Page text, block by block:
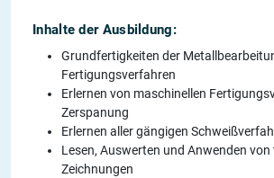
Inhalte der Ausbildung:
Grundfertigkeiten der
Fertigungsverfahren
Erlernen von maschinellen
Zerspanung
Erlernen aller gängigen
Lesen, Auswerten und Anwenden
Zeichnungen